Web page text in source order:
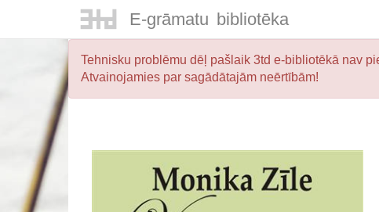
E-grāmatu bibliotēka
Tehnisku problēmu dēļ pašlaik 3td e-bibliotēkā nav
Atvainojamies par sagādātajām neērtībām!